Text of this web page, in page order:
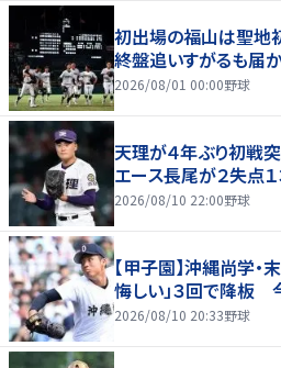
初出場の福山は聖
終盤追いすがるも届
2026/08/01 00:00野球
天理が４年ぶり初
エース長尾が２失点
2026/08/10 22:00野球
【甲子園】沖縄尚学
悔しい」３回で降板
2026/08/10 20:33野球